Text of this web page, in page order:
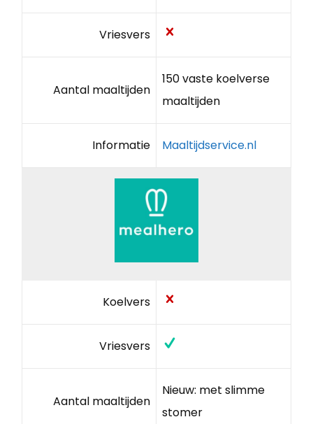
Vriesvers
Aantal maaltijden
150 vaste koelverse
maaltijden
Informatie Maaltijdservice.nl
Koelvers
Vriesvers
Aantal maaltijden
Nieuw: met slimme
stomer